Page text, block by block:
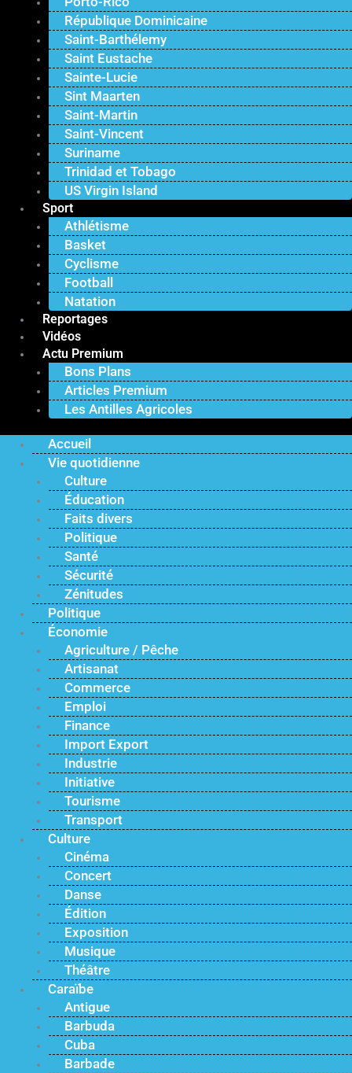
République Dominicaine
Saint-Barthélemy
Saint Eustache
Sainte-Lucie
Sint Maarten
Saint-Martin
Saint-Vincent
Suriname
Trinidad et Tobago
US Virgin Island
Sport
Athlétisme
Basket
Cyclisme
Football
Natation
Reportages
Vidéos
Actu Premium
Bons Plans
Articles Premium
Les Antilles Agricoles
Accueil
Vie quotidienne
Culture
Éducation
Faits divers
Politique
Santé
Sécurité
Zénitudes
Politique
Économie
Agriculture / Pêche
Artisanat
Commerce
Emploi
Finance
Import Export
Industrie
Initiative
Tourisme
Transport
Culture
Cinéma
Concert
Danse
Édition
Exposition
Musique
Théâtre
Caraïbe
Antigue
Barbuda
Cuba
Barbade